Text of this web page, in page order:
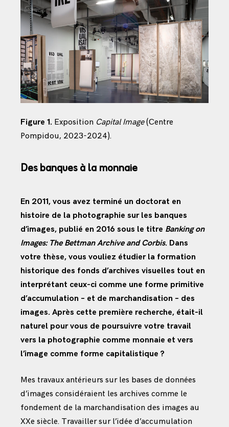
Figure 1. Exposition Capital Image(Centre
Pompidou, 2023-2024).
Des banques à la monnaie
En 2011, vous avez terminé un doctorat en
histoire de la photographie sur les banques
d’images, publié en 2016 sous le titre Banking on
Images: The Bettman Archive and Corbis. Dans
votre thèse, vous vouliez étudier la formation
historique des fonds d’archives visuelles tout en
interprétant ceux-ci comme une forme primitive
d’accumulation – et de marchandisation – des
images. Après cette première recherche, était-il
naturel pour vous de poursuivre votre travail
vers la photographie comme monnaie et vers
l’image comme forme capitalistique ?
Mes travaux antérieurs sur les bases de données
d’images considéraient les archives comme le
fondement de la marchandisation des images au
XXe siècle. Travailler sur l’idée d’accumulation